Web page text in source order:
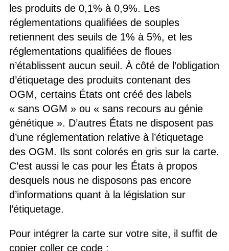
les produits de 0,1% à 0,9%. Les
réglementations qualifiées de souples
retiennent des seuils de 1% à 5%, et les
réglementations qualifiées de floues
n’établissent aucun seuil. À côté de l’obligation
d’étiquetage des produits contenant des
OGM, certains États ont créé des labels
« sans OGM » ou « sans recours au génie
génétique ». D’autres États ne disposent pas
d’une réglementation relative à l’étiquetage
des OGM. Ils sont colorés en gris sur la carte.
C’est aussi le cas pour les États à propos
desquels nous ne disposons pas encore
d’informations quant à la législation sur
l’étiquetage.
Pour intégrer la carte sur votre site, il suffit de
copier coller ce code :